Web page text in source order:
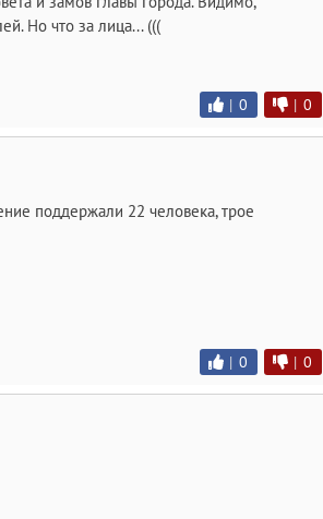
Но что за лица... (((
| 0 | 0
поддержали 22 человека, трое
| 0 | 0